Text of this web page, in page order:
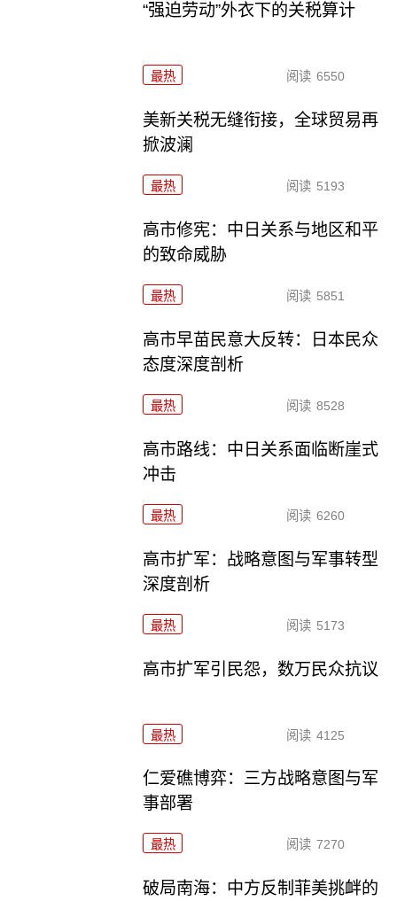
“强迫劳动”外衣下的关税算计
最热 阅读 6550
美新关税无缝衔接，全球贸易再
掀波澜
最热 阅读 5193
高市修宪：中日关系与地区和平
的致命威胁
最热 阅读 5851
高市早苗民意大反转：日本民众
态度深度剖析
最热 阅读 8528
高市路线：中日关系面临断崖式
冲击
最热 阅读 6260
高市扩军：战略意图与军事转型
深度剖析
最热 阅读 5173
高市扩军引民怨，数万民众抗议
最热 阅读 4125
仁爱礁博弈：三方战略意图与军
事部署
最热 阅读 7270
破局南海：中方反制菲美挑衅的